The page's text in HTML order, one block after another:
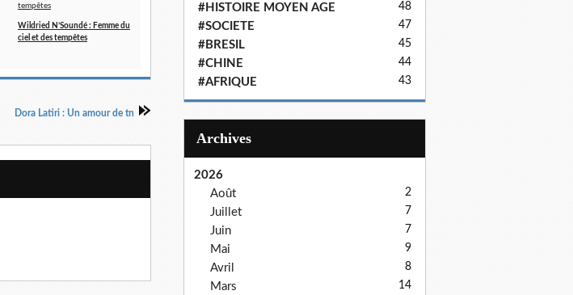
Wildried N’Soundé : Femme du
ciel et des tempêtes
Dora Latiri : Un amour de tn
#HISTOIRE MOYEN AGE 48
#SOCIETE 47
#BRESIL 45
#CHINE 44
#AFRIQUE 43
Archives
2026
Août
2
Juillet 7
Juin 7
Mai 9
Avril 8
Mars 14